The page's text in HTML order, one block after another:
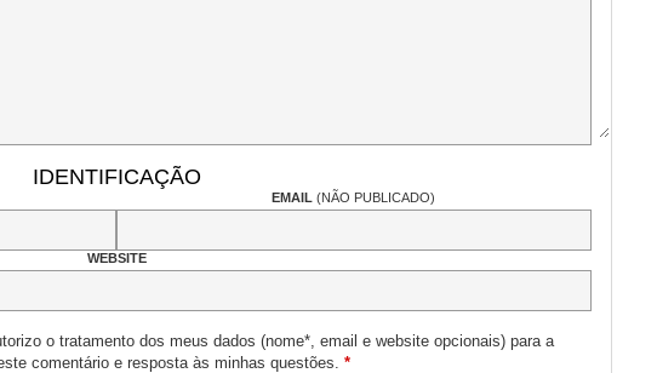
IDENTIFICAÇÃO
EMAIL(NÃO PUBLICADO)
WEBSITE
o tratamento dos meus dados (nome*, email e website opcionais) para a
comentário e resposta às minhas questões. *